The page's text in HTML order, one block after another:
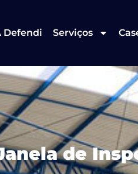
Defendi Serviços
de